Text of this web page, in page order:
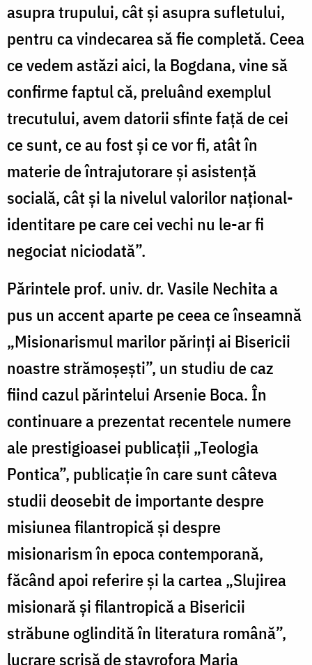
asupra trupului, cât şi asupra sufletului,
pentru ca vindecarea să fie completă. Ceea
ce vedem astăzi aici, la Bogdana, vine să
confirme faptul că, preluând exemplul
trecutului, avem datorii sfinte faţă de cei
ce sunt, ce au fost şi ce vor fi, atât în
materie de întrajutorare şi asistenţă
socială, cât şi la nivelul valorilor naţional-
identitare pe care cei vechi nu le-ar fi
negociat niciodată”.
Părintele prof. univ. dr. Vasile Nechita a
pus un accent aparte pe ceea ce înseamnă
„Misionarismul marilor părinţi ai Bisericii
noastre strămoşeşti”, un studiu de caz
fiind cazul părintelui Arsenie Boca. În
continuare a prezentat recentele numere
ale prestigioasei publicaţii „Teologia
Pontica”, publicaţie în care sunt câteva
studii deosebit de importante despre
misiunea filantropică şi despre
misionarism în epoca contemporană,
făcând apoi referire şi la cartea „Slujirea
misionară şi filantropică a Bisericii
străbune oglindită în literatura română”,
lucrare scrisă de stavrofora Maria